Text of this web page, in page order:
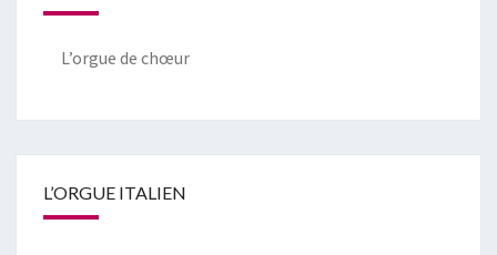
L’orgue de chœur
L’ORGUE ITALIEN